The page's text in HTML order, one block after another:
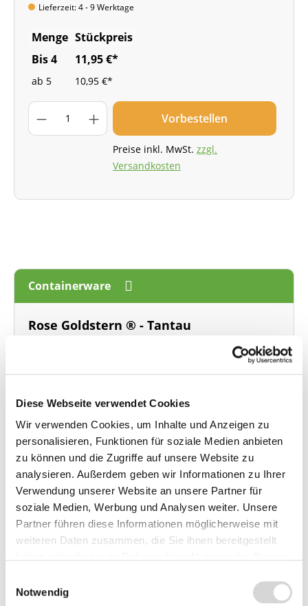
Diese Webseite verwendet Cookies
Wir verwenden Cookies, um Inhalte und Anzeigen zu
personalisieren, Funktionen für soziale Medien anbieten
zu können und die Zugriffe auf unsere Website zu
analysieren. Außerdem geben wir Informationen zu Ihrer
Verwendung unserer Website an unsere Partner für
soziale Medien, Werbung und Analysen weiter. Unsere
Partner führen diese Informationen möglicherweise mit
weiteren Daten zusammen, die Sie ihnen bereitgestellt
Notwendig
Lieferzeit: 4 - 9 Werktage
Menge Stückpreis
Bis4 11,95 €*
ab 5 10,95 €*
Vorbestellen
Preise inkl. MwSt. zzgl.
Versandkosten
Containerware
Rose Goldstern ® - Tantau
öfterblühend - Wuchshöhe bis 300 cm
25,95 €*
In den Warenkorb
Preise inkl. MwSt.zzgl.
Versandkosten
Beschreibung